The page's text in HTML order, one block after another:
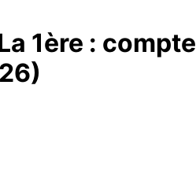
1ère : compte